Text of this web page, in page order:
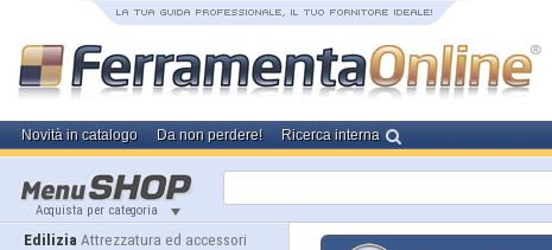
Novità in catalogo Da non perdere! Ricerca interna
Acquista per categoria
Edilizia Attrezzatura ed accessori